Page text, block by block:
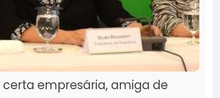
empresária, amiga de